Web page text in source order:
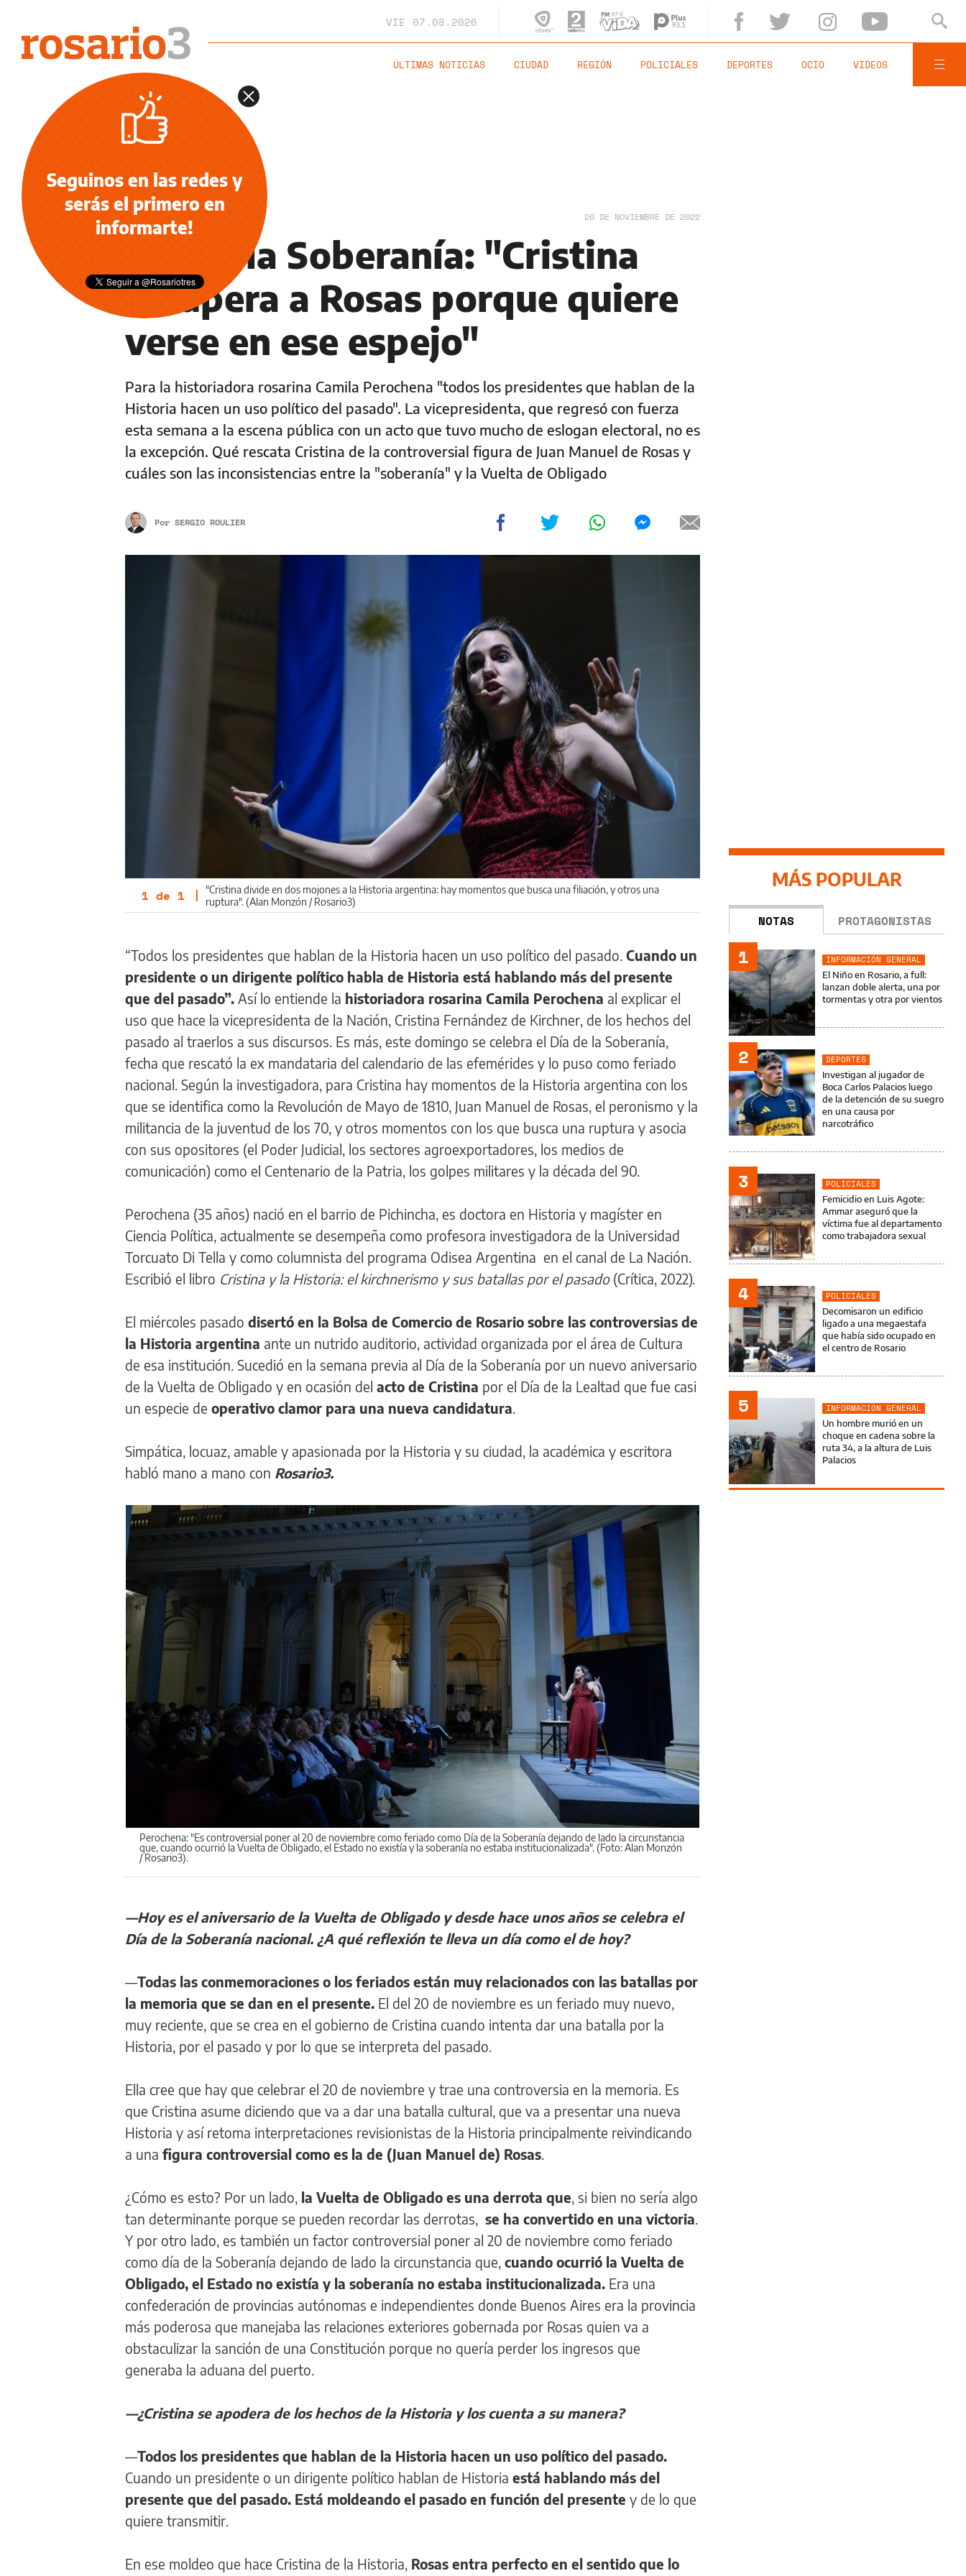
VIE 07.08.2026
ÚLTIMAS NOTICIAS CIUDAD REGIÓN POLICIALES DEPORTES OCIO VIDEOS
POLÍTICA 20 DE NOVIEMBRE DE 2022
Día de la Soberanía: "Cristina
recupera a Rosas porque quiere
verse en ese espejo"
Para la historiadora rosarina Camila Perochena "todos los presidentes que hablan de la
Historia hacen un uso político del pasado". La vicepresidenta, que regresó con fuerza
esta semana a la escena pública con un acto que tuvo mucho de eslogan electoral, no es
la excepción. Qué rescata Cristina de la controversial figura de Juan Manuel de Rosas y
cuáles son las inconsistencias entre la "soberanía" y la Vuelta de Obligado
Por SERGIO ROULIER
1 de 1 |
"Cristina divide en dos mojones a la Historia argentina: hay momentos que busca una filiación, y otros una
ruptura". (Alan Monzón / Rosario3)
“Todos los presidentes que hablan de la Historia hacen un uso político del pasado. Cuando un
presidente o un dirigente político habla de Historia está hablando más del presente
que del pasado”. Así lo entiende la historiadora rosarina Camila Perochena al explicar el
uso que hace la vicepresidenta de la Nación, Cristina Fernández de Kirchner, de los hechos del
pasado al traerlos a sus discursos. Es más, este domingo se celebra el Día de la Soberanía,
fecha que rescató la ex mandataria del calendario de las efemérides y lo puso como feriado
nacional. Según la investigadora, para Cristina hay momentos de la Historia argentina con los
que se identifica como la Revolución de Mayo de 1810, Juan Manuel de Rosas, el peronismo y la
militancia de la juventud de los 70, y otros momentos con los que busca una ruptura y asocia
con sus opositores (el Poder Judicial, los sectores agroexportadores, los medios de
comunicación) como el Centenario de la Patria, los golpes militares y la década del 90.
Perochena (35 años) nació en el barrio de Pichincha, es doctora en Historia y magíster en
Ciencia Política, actualmente se desempeña como profesora investigadora de la Universidad
Torcuato Di Tella y como columnista del programa Odisea Argentina en el canal de La Nación.
Escribió el libro Cristina y la Historia: el kirchnerismo y sus batallas por el pasado (Crítica, 2022).
El miércoles pasado disertó en la Bolsa de Comercio de Rosario sobre las controversias de
la Historia argentina ante un nutrido auditorio, actividad organizada por el área de Cultura
de esa institución. Sucedió en la semana previa al Día de la Soberanía por un nuevo aniversario
de la Vuelta de Obligado y en ocasión del acto de Cristina por el Día de la Lealtad que fue casi
un especie de operativo clamor para una nueva candidatura.
Simpática, locuaz, amable y apasionada por la Historia y su ciudad, la académica y escritora
habló mano a mano con Rosario3.
Perochena: "Es controversial poner al 20 de noviembre como feriado como Día de la Soberanía dejando de lado la circunstancia
que, cuando ocurrió la Vuelta de Obligado, el Estado no existía y la soberanía no estaba institucionalizada". (Foto: Alan Monzón
/ Rosario3).
—Hoy es el aniversario de la Vuelta de Obligado y desde hace unos años se celebra el
Día de la Soberanía nacional. ¿A qué reflexión te lleva un día como el de hoy?
—Todas las conmemoraciones o los feriados están muy relacionados con las batallas por
la memoria que se dan en el presente. El del 20 de noviembre es un feriado muy nuevo,
muy reciente, que se crea en el gobierno de Cristina cuando intenta dar una batalla por la
Historia, por el pasado y por lo que se interpreta del pasado.
Ella cree que hay que celebrar el 20 de noviembre y trae una controversia en la memoria. Es
que Cristina asume diciendo que va a dar una batalla cultural, que va a presentar una nueva
Historia y así retoma interpretaciones revisionistas de la Historia principalmente reivindicando
a una figura controversial como es la de (Juan Manuel de) Rosas.
¿Cómo es esto? Por un lado, la Vuelta de Obligado es una derrota que, si bien no sería algo
tan determinante porque se pueden recordar las derrotas, se ha convertido en una victoria.
Y por otro lado, es también un factor controversial poner al 20 de noviembre como feriado
como día de la Soberanía dejando de lado la circunstancia que, cuando ocurrió la Vuelta de
Obligado, el Estado no existía y la soberanía no estaba institucionalizada. Era una
confederación de provincias autónomas e independientes donde Buenos Aires era la provincia
más poderosa que manejaba las relaciones exteriores gobernada por Rosas quien va a
obstaculizar la sanción de una Constitución porque no quería perder los ingresos que
generaba la aduana del puerto.
—¿Cristina se apodera de los hechos de la Historia y los cuenta a su manera?
—Todos los presidentes que hablan de la Historia hacen un uso político del pasado.
Cuando un presidente o un dirigente político hablan de Historia está hablando más del
presente que del pasado. Está moldeando el pasado en función del presente y de lo que
quiere transmitir.
En ese moldeo que hace Cristina de la Historia, Rosas entra perfecto en el sentido que lo
MÁS POPULAR
NOTAS PROTAGONISTAS
1
INFORMACIÓN GENERAL
El Niño en Rosario, a full:
lanzan doble alerta, una por
tormentas y otra por vientos
2
DEPORTES
Investigan al jugador de
Boca Carlos Palacios luego
de la detención de su suegro
en una causa por
narcotráfico
3
POLICIALES
Femicidio en Luis Agote:
Ammar aseguró que la
víctima fue al departamento
como trabajadora sexual
4
POLICIALES
Decomisaron un edificio
ligado a una megaestafa
que había sido ocupado en
el centro de Rosario
5
INFORMACIÓN GENERAL
Un hombre murió en un
choque en cadena sobre la
ruta 34, a la altura de Luis
Palacios
Seguinos en las redes y
serás el primero en
informarte!